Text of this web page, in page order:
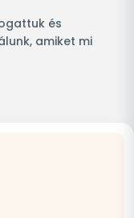
és
amiket mi